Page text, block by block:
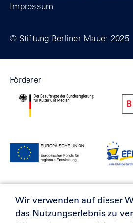
Impressum
© Stiftung Berliner Mauer 2025
Förderer
Wir verwenden auf dieser
das Nutzungserlebnis zu